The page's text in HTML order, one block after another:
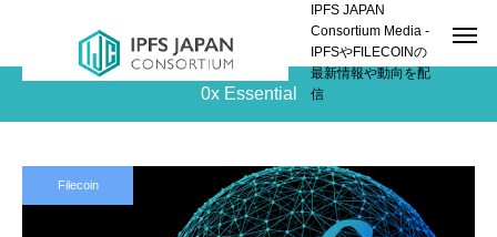
IPFS JAPAN
Consortium Media -
IPFSやFILECOINの
最新情報や動向を配
信
0x Essential
Filecoin